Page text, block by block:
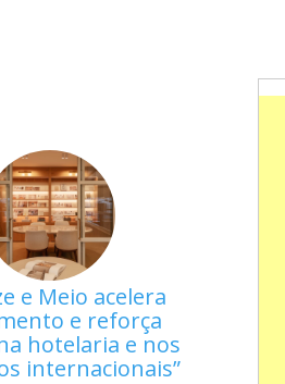
e Meio acelera
e reforça
hotelaria e nos
internacionais